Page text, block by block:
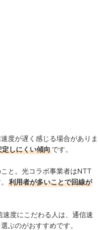
度が遅く感じる場合がありま
しにくい傾向です。
と。光コラボ事業者はNTT
利用者が多いことで回線が
速度にこだわる人は、通信速
ぶのがおすすめです。